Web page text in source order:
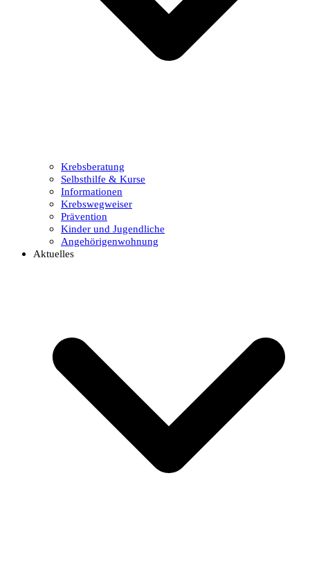
Krebsberatung
Selbsthilfe & Kurse
Informationen
Krebswegweiser
Prävention
Kinder und Jugendliche
Angehörigenwohnung
Aktuelles